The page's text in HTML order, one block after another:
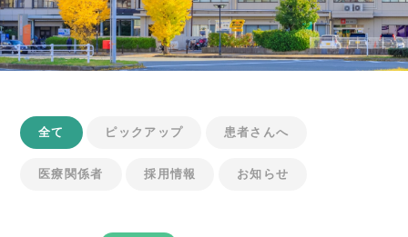
全て ピックアップ 患者さんへ
医療関係者 採用情報 お知らせ